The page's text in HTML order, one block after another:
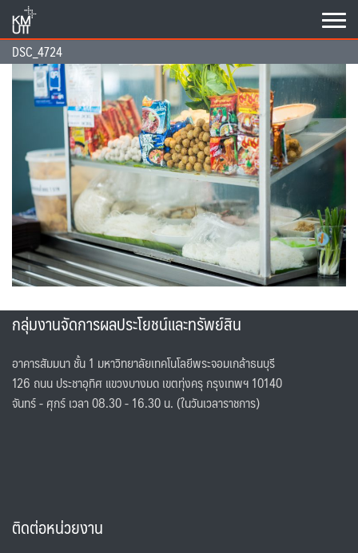
content
DSC_4724
กลุ่มงานจัดการผลประโยชน์และทรัพย์สิน
อาคารสัมมนา ชั้น 1 มหาวิทยาลัยเทคโนโลยีพระจอมเกล้าธนบุรี
126 ถนน ประชาอุทิศ แขวงบางมด เขตทุ่งครุ กรุงเทพฯ 10140
จันทร์ - ศุกร์ เวลา 08.30 - 16.30 น. (ในวันเวลาราชการ)
ติดต่อหน่วยงาน